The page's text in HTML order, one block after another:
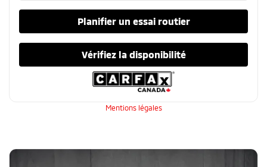
Planifier un essai routier
Vérifiez la disponibilité
Mentions légales